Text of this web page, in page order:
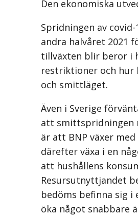
Den ekonomiska
Spridningen av
andra halvåret 2021
tillväxten blir beror i
restriktioner och hur
och smittläget.
Även i Sverige
att smittspridningen
är att BNP växer
därefter växa i en
att hushållens
Resursutnyttjandet
bedöms befinna sig i
öka något snabbare